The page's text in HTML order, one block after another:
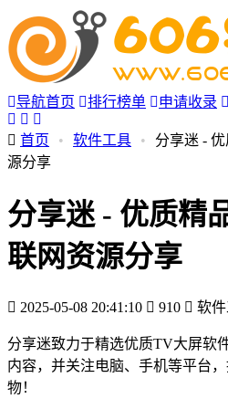
导航首页 排行榜单 申请收录
首页 • 软件工具 •
分享迷 -
源分享
分享迷 - 优质精
联网资源分享
2025-05-08 20:41:10 910 软
分享迷致力于精选优质TV大屏软
内容，并关注电脑、手机等平台
物！